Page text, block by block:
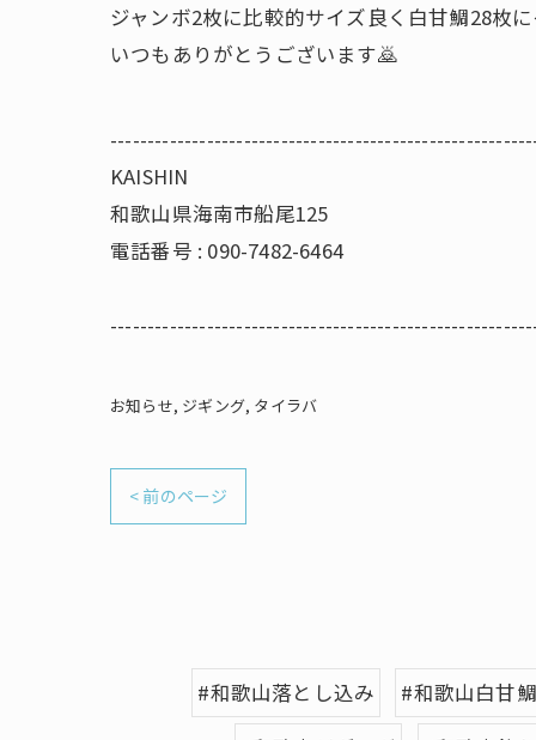
ジャンボ2枚に比較的サイズ良く白甘鯛28枚
いつもありがとうございます🙇
KAISHIN
和歌山県海南市船尾125
電話番号 : 090-7482-6464
お知らせ ジギング タイラバ
< 前のページ
#和歌山落とし込み #和歌山白甘鯛